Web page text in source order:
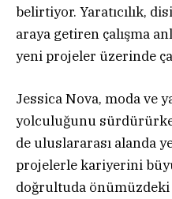
belirtiyor. Yaratıcılık,
araya getiren çalışma
yeni projeler üzerinde
Jessica Nova, moda ve
yolculuğunu
de uluslararası alanda
projelerle kariyerini
doğrultuda önümüzdeki